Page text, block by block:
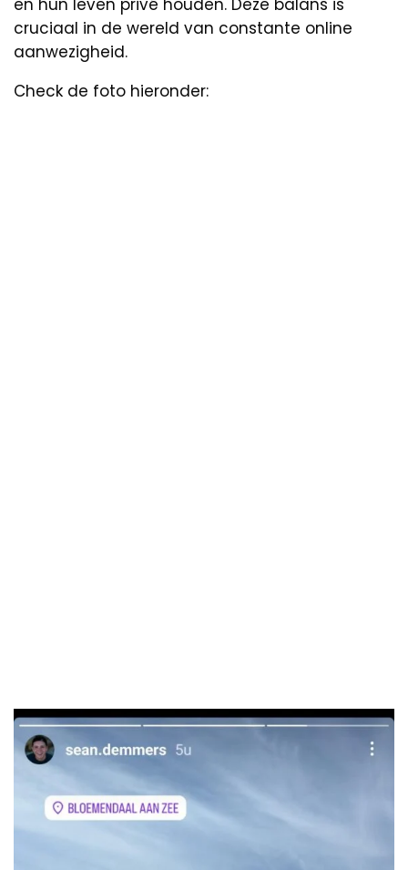
cruciaal in de wereld van constante online
aanwezigheid.
Check de foto hieronder: